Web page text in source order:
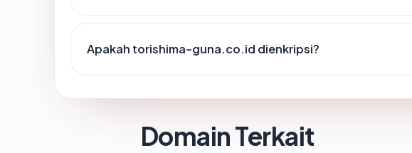
Apakah torishima-guna.co.id dienkripsi?
Domain Terkait